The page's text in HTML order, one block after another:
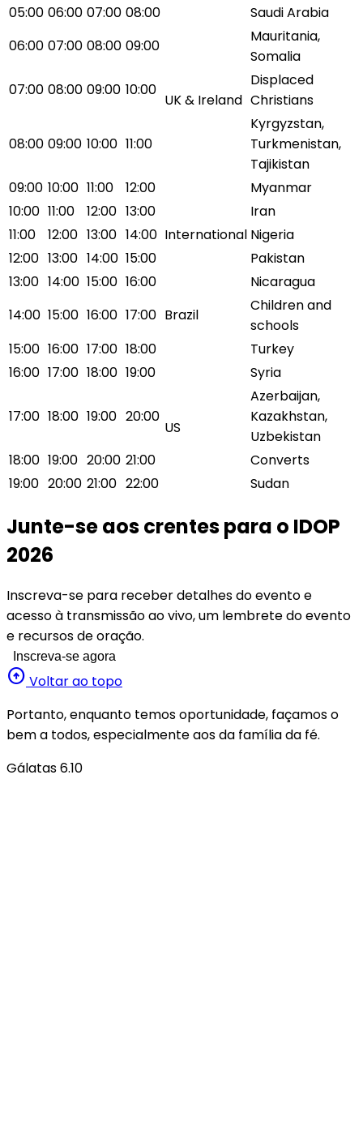
05:00 06:00 07:00 08:00
UK & Ireland
Saudi Arabia
06:00 07:00 08:00 09:00
Mauritania,
Somalia
07:00 08:00 09:00 10:00
Displaced
Christians
08:00 09:00 10:00 11:00
Kyrgyzstan,
Turkmenistan,
Tajikistan
09:00 10:00 11:00 12:00
Myanmar
10:00 11:00 12:00 13:00
International
Iran
11:00
12:00 13:00 14:00
Nigeria
12:00 13:00 14:00 15:00
Pakistan
13:00 14:00 15:00 16:00
Brazil
Nicaragua
14:00 15:00 16:00 17:00
Children and
schools
15:00 16:00 17:00 18:00
Turkey
16:00 17:00 18:00 19:00
US
Syria
17:00 18:00 19:00 20:00
Azerbaijan,
Kazakhstan,
Uzbekistan
18:00 19:00 20:00 21:00
Converts
19:00 20:00 21:00 22:00 Sudan
Junte-se aos crentes para o IDOP
2026
Inscreva-se para receber detalhes do evento e
acesso à transmissão ao vivo, um lembrete do evento
e recursos de oração.
Inscreva-se agora
arrow_circle_up Voltar ao topo
Portanto, enquanto temos oportunidade, façamos o
bem a todos, especialmente aos da família da fé.
Gálatas 6.10